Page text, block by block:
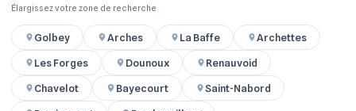
Élargissez votre zone de recherche
Golbey Arches La Baffe
Archettes
Les Forges
Dounoux
Renauvoid
Chavelot
Bayecourt
Saint-Nabord